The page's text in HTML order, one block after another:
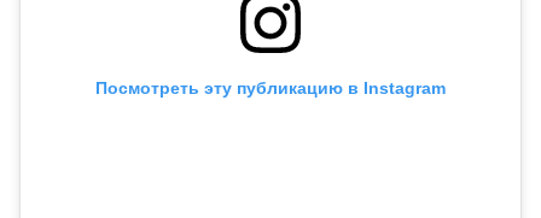
Посмотреть эту публикацию в Instagram